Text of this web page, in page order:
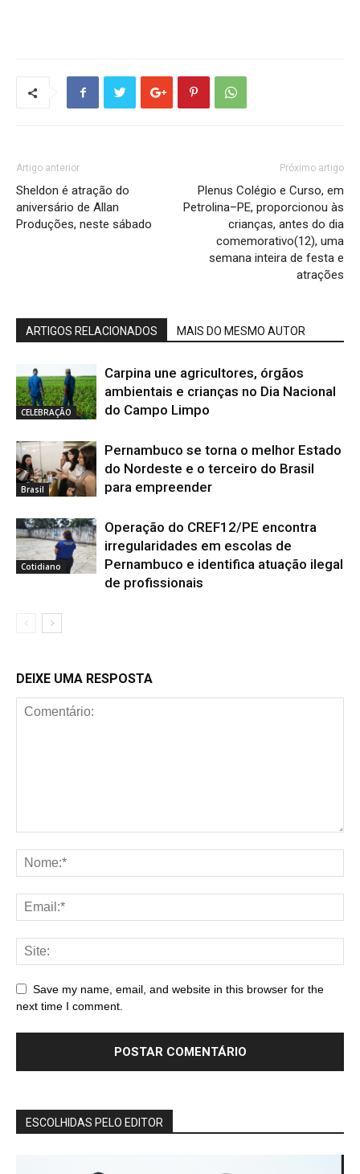
Artigo anterior
Sheldon é atração do
aniversário de Allan
Produções, neste sábado
Próximo artigo
Plenus Colégio e Curso, em
Petrolina–PE, proporcionou às
crianças, antes do dia
comemorativo(12), uma
semana inteira de festa e
atrações
ARTIGOS RELACIONADOS MAIS DO MESMO AUTOR
CELEBRAÇÃO
Carpina une agricultores, órgãos
ambientais e crianças no Dia Nacional
do Campo Limpo
Brasil
Pernambuco se torna o melhor Estado
do Nordeste e o terceiro do Brasil
para empreender
Cotidiano
Operação do CREF12/PE encontra
irregularidades em escolas de
Pernambuco e identifica atuação ilegal
de profissionais
DEIXE UMA RESPOSTA
Save my name, email, and website in this browser for the
next time I comment.
ESCOLHIDAS PELO EDITOR